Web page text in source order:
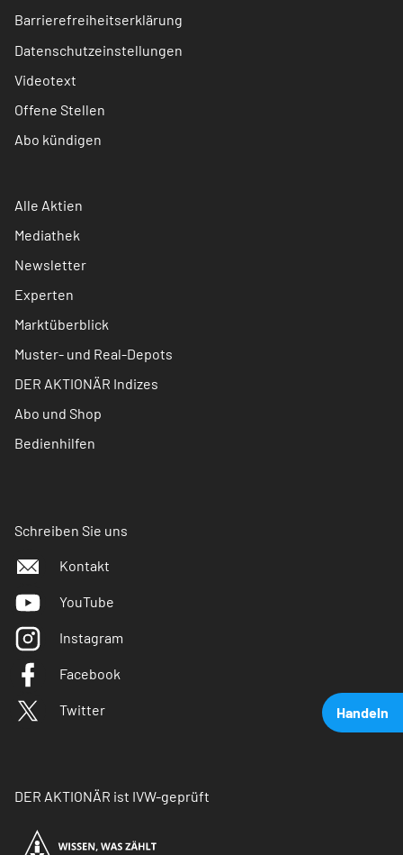
Handeln
Barrierefreiheitserklärung
Datenschutzeinstellungen
Videotext
Offene Stellen
Abo kündigen
Alle Aktien
Mediathek
Newsletter
Experten
Marktüberblick
Muster- und Real-Depots
DER AKTIONÄR Indizes
Abo und Shop
Bedienhilfen
Schreiben Sie uns
Kontakt
YouTube
Instagram
Facebook
Twitter
DER AKTIONÄR ist IVW-geprüft